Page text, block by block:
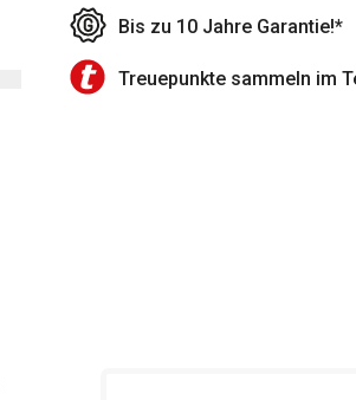
Bis zu 10 Jahre Garantie!*
Treuepunkte sammeln im